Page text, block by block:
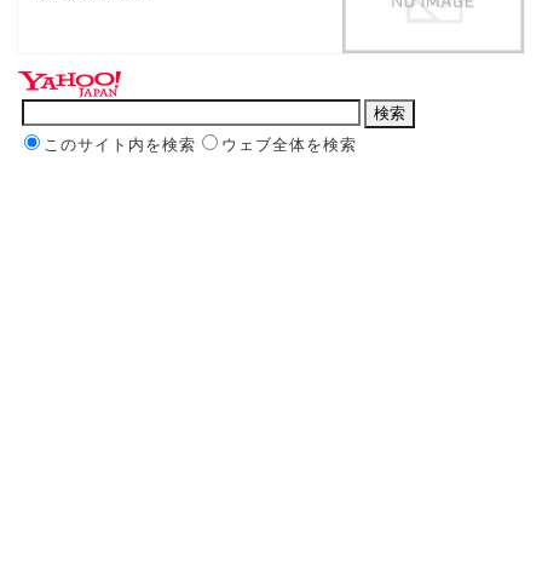
このサイト内を検索 ウェブ全体を検索